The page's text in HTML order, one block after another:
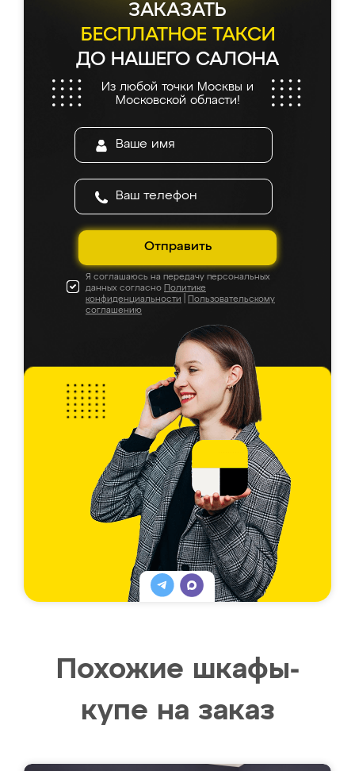
ЗАКАЗАТЬ
БЕСПЛАТНОЕ ТАКСИ
ДО НАШЕГО САЛОНА
Из любой точки Москвы и
Московской области!
Отправить
Я соглашаюсь на передачу персональных
данных согласно Политике
конфиденциальности
Пользовательскому
соглашению
Похожие шкафы-
купе на заказ